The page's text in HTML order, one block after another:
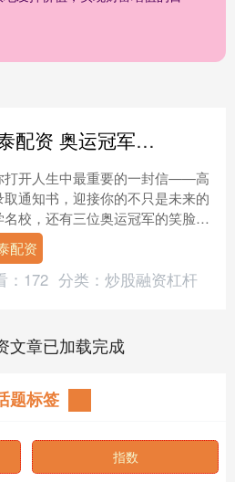
豪泰配资 奥运冠军上通知书，激励还是压力？60%大学生这样说_孙颖莎_教育_高考
打开人生中最重要的一封信——高
取通知书，迎接你的不只是未来的
名校，还有三位奥运冠军的笑脸。
中国邮政新版EMS录取通知书封
赫然印着孙颖莎、....
配资
： 172 分类： 炒股融资杠杆
文章已加载完成
题标签
指数